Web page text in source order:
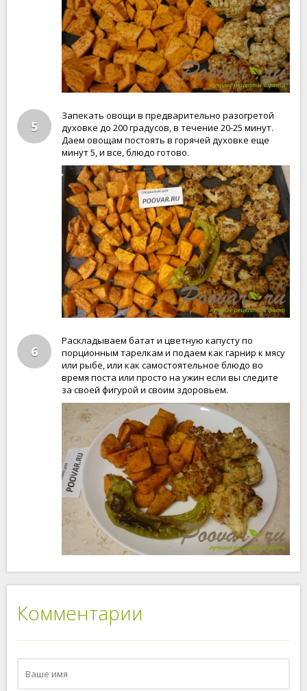
5
Запекать овощи в предварительно разогретой
духовке до 200 градусов, в течение 20-25 минут.
Даем овощам постоять в горячей духовке еще
минут 5, и все, блюдо готово.
6
Раскладываем батат и цветную капусту по
порционным тарелкам и подаем как гарнир к мясу
или рыбе, или как самостоятельное блюдо во
время поста или просто на ужин если вы следите
за своей фигурой и своим здоровьем.
Комментарии